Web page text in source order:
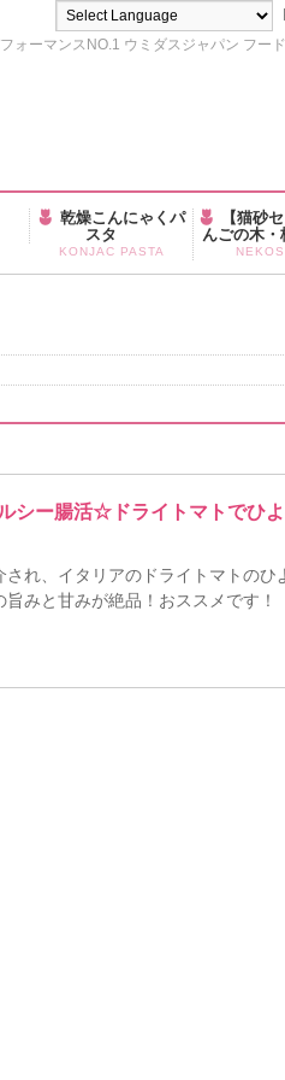
ーマンスNO.1 ウミダスジャパン フー
乾燥こんにゃくパ
スタ
KONJAC PASTA
【猫砂
んごの木・
シー腸活☆ドライトマトでひ
れ、イタリアのドライトマトのひ
旨みと甘みが絶品！おススメで